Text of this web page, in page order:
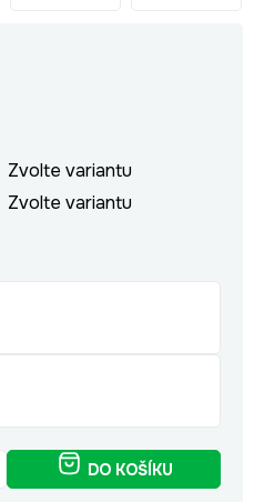
Zvolte variantu
Zvolte variantu
DO KOŠÍKU